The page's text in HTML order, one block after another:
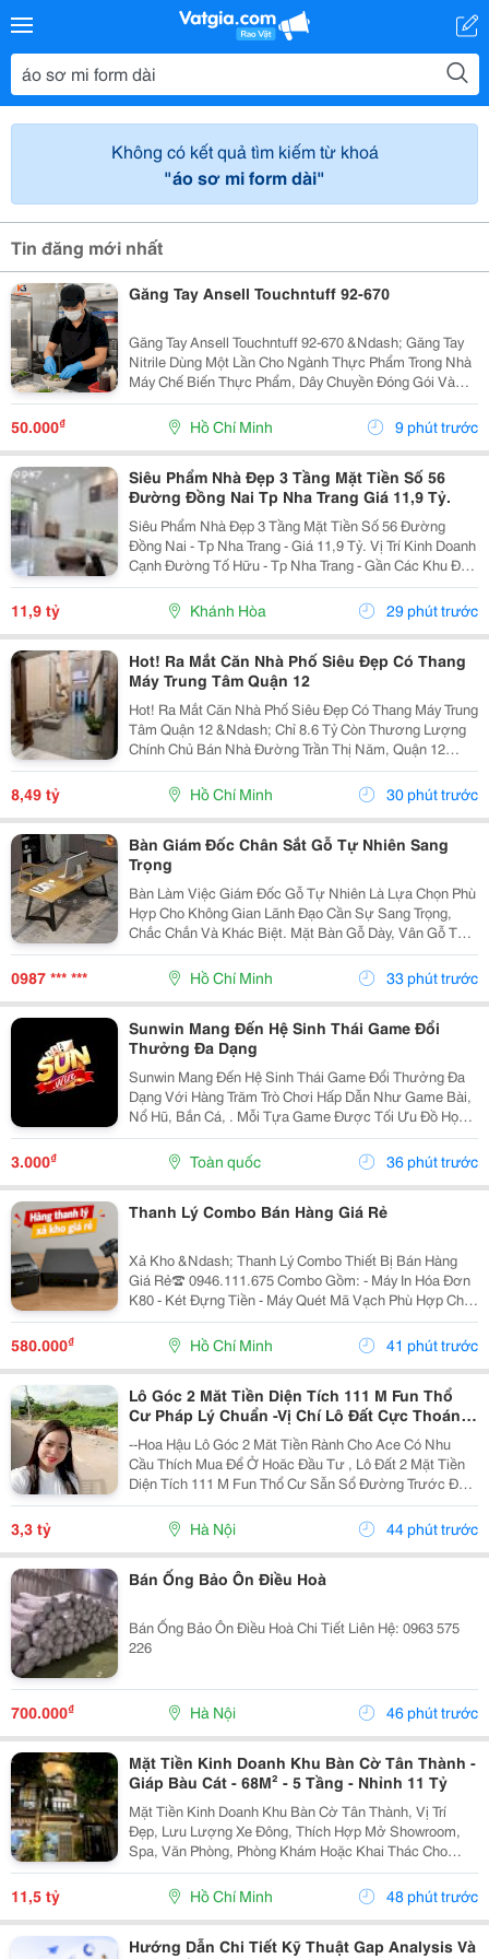
Không có kết quả tìm kiếm từ khoá
"áo sơ mi form dài"
Tin đăng mới nhất
Găng Tay Ansell Touchntuff 92-670
Găng Tay Ansell Touchntuff 92-670 &Ndash; Găng Tay
Nitrile Dùng Một Lần Cho Ngành Thực Phẩm Trong Nhà
Máy Chế Biến Thực Phẩm, Dây Chuyền Đóng Gói Và
Khu Vực Yêu Cầu Vệ Sinh Nghiêm Ngặt, Việc Sử Dụng
Găng Tay Nitrile Dùng Một Lần Giúp Hạn Chế Nguy...
50.000₫ Hồ Chí Minh 9 phút trước
Siêu Phẩm Nhà Đẹp 3 Tầng Mặt Tiền Số 56
Đường Đồng Nai Tp Nha Trang Giá 11,9 Tỷ.
Siêu Phẩm Nhà Đẹp 3 Tầng Mặt Tiền Số 56 Đường
Đồng Nai - Tp Nha Trang - Giá 11,9 Tỷ. Vị Trí Kinh Doanh
Cạnh Đường Tố Hữu - Tp Nha Trang - Gần Các Khu Đô
Thị. Nhà Mới Đẹp 3 Tầng Mặt Tiền + 1 Mặt Hẻm - Kiến
Trúc Hiện Đại - Đầy Đủ Tiện Nghi. - Nhà Có...
11,9 tỷ Khánh Hòa 29 phút trước
Hot! Ra Mắt Căn Nhà Phố Siêu Đẹp Có Thang
Máy Trung Tâm Quận 12
Hot! Ra Mắt Căn Nhà Phố Siêu Đẹp Có Thang Máy Trung
Tâm Quận 12 &Ndash; Chỉ 8.6 Tỷ Còn Thương Lượng
Chính Chủ Bán Nhà Đường Trần Thị Năm, Quận 12
&Ndash; Vị Trí Đẹp, Khu Dân Cư Hiện Hữu, Tiện Ích Đầy
Đủ. Diện Tích: 4M &Times; 20M Nhà...
8,49 tỷ Hồ Chí Minh 30 phút trước
Bàn Giám Đốc Chân Sắt Gỗ Tự Nhiên Sang
Trọng
Bàn Làm Việc Giám Đốc Gỗ Tự Nhiên Là Lựa Chọn Phù
Hợp Cho Không Gian Lãnh Đạo Cần Sự Sang Trọng,
Chắc Chắn Và Khác Biệt. Mặt Bàn Gỗ Dày, Vân Gỗ Tự
Nhiên Đẹp Mắt Kết Hợp Cùng Hệ Chân Sắt Hiện Đại,
Tạo Nên Tổng Thể Vừa Bền Bỉ Vừa Tinh Tế. Mẫu Bàn
0987 *** *** Hồ Chí Minh 33 phút trước
Sunwin Mang Đến Hệ Sinh Thái Game Đổi
Thưởng Đa Dạng
Sunwin Mang Đến Hệ Sinh Thái Game Đổi Thưởng Đa
Dạng Với Hàng Trăm Trò Chơi Hấp Dẫn Như Game Bài,
Nổ Hũ, Bắn Cá, . Mỗi Tựa Game Được Tối Ưu Đồ Họa
Sắc Nét, Thao Tác Mượt Mà, Tỷ Lệ Trả Thưởng Cạnh
Tranh Cùng Hệ Thống Bảo Mật Hiện Đại.
3.000₫ Toàn quốc 36 phút trước
Thanh Lý Combo Bán Hàng Giá Rẻ
Xả Kho &Ndash; Thanh Lý Combo Thiết Bị Bán Hàng
Giá Rẻ☎️ 0946.111.675 Combo Gồm: - Máy In Hóa Đơn
K80 - Két Đựng Tiền - Máy Quét Mã Vạch Phù Hợp Cho
Tạp Hóa, Shop, Siêu Thị Mini, Quán Ăn, Cafe... ☎️ Liên
Hệ: 0946.111.675 Kazuko Việt Nam...
580.000₫ Hồ Chí Minh 41 phút trước
Lô Góc 2 Măt Tiền Diện Tích 111 M Fun Thổ
Cư Pháp Lý Chuẩn -Vị Chí Lô Đất Cực Thoáng
Mát ,Đất Nằm Mặt Đường Chục
--Hoa Hậu Lô Góc 2 Măt Tiền Rành Cho Ace Có Nhu
Cầu Thích Mua Để Ở Hoăc Đầu Tư , Lô Đất 2 Mặt Tiền
Diện Tích 111 M Fun Thổ Cư Sẫn Sổ Đường Trước Đất
Chuẩn Bị Đang Giải Nhựa Rộng 5,,5 M 2 Ô Tô Tránh
Nhau Vị Trí Đất Sát Trường Học Cấp 1 Thôn Thanh...
3,3 tỷ Hà Nội 44 phút trước
Bán Ống Bảo Ôn Điều Hoà
Bán Ống Bảo Ôn Điều Hoà Chi Tiết Liên Hệ: 0963 575
226
700.000₫ Hà Nội 46 phút trước
Mặt Tiền Kinh Doanh Khu Bàn Cờ Tân Thành -
Giáp Bàu Cát - 68M² - 5 Tầng - Nhỉnh 11 Tỷ
Mặt Tiền Kinh Doanh Khu Bàn Cờ Tân Thành, Vị Trí
Đẹp, Lưu Lượng Xe Đông, Thích Hợp Mở Showroom,
Spa, Văn Phòng, Phòng Khám Hoặc Khai Thác Cho
Thuê. Ưu Điểm Nổi Bật: Diện Tích: 68M&Sup2; Kết
Cấu: 4 Tầng + Sân Thượng 6 Phòng Ngủ Khép Kín...
11,5 tỷ Hồ Chí Minh 48 phút trước
Hướng Dẫn Chi Tiết Kỹ Thuật Gap Analysis Và